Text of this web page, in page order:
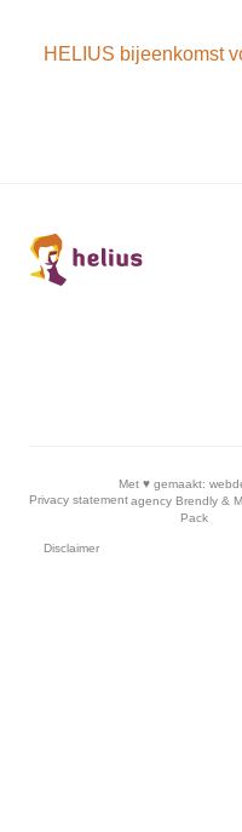
HELIUS bijeenkomst
Privacy statement
Disclaimer
Met ♥︎ gemaakt:
agency Brendly&
Pack